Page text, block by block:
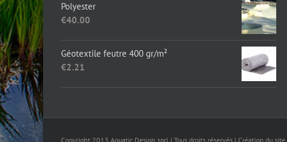
était :
Polyester
€40.00
Géotextile feutre 400 gr/m²
€2.21
Copyright 2013 Aquatic Design sprl | Tous droits réservés | Création du site